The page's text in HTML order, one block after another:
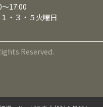
17:00
・３・５火曜日
Reserved.